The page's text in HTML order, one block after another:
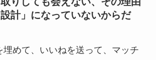
計」になっていないからだ
埋めて、いいねを送って、マッチ